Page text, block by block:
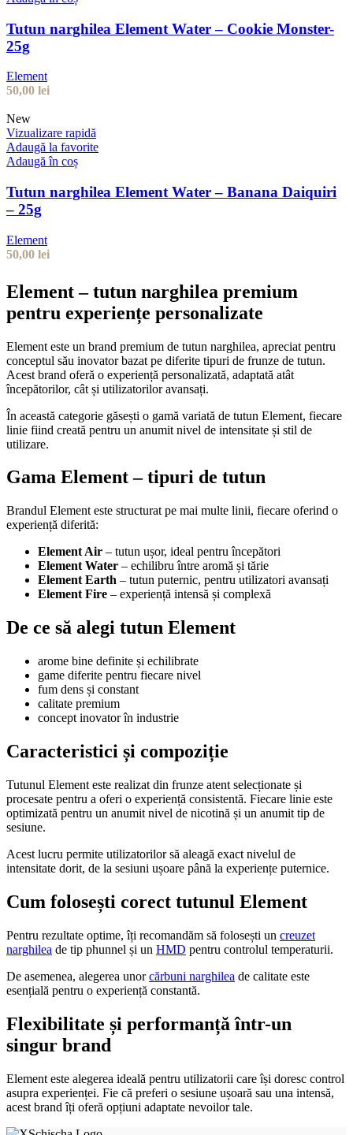
Tutun narghilea Element Water – Cookie Monster-
25g
Element
50,00 lei
New
Vizualizare rapidă
Adaugă la favorite
Adaugă în coș
Tutun narghilea Element Water – Banana Daiquiri
– 25g
Element
50,00 lei
Element – tutun narghilea premium
pentru experiențe personalizate
Element este un brand premium de tutun narghilea, apreciat pentru
conceptul său inovator bazat pe diferite tipuri de frunze de tutun.
Acest brand oferă o experiență personalizată, adaptată atât
începătorilor, cât și utilizatorilor avansați.
În această categorie găsești o gamă variată de tutun Element, fiecare
linie fiind creată pentru un anumit nivel de intensitate și stil de
utilizare.
Gama Element – tipuri de tutun
Brandul Element este structurat pe mai multe linii, fiecare oferind o
experiență diferită:
Element Air – tutun ușor, ideal pentru începători
Element Water – echilibru între aromă și tărie
Element Earth – tutun puternic, pentru utilizatori avansați
Element Fire – experiență intensă și complexă
De ce să alegi tutun Element
arome bine definite și echilibrate
game diferite pentru fiecare nivel
fum dens și constant
calitate premium
concept inovator în industrie
Caracteristici și compoziție
Tutunul Element este realizat din frunze atent selecționate și
procesate pentru a oferi o experiență consistentă. Fiecare linie este
optimizată pentru un anumit nivel de nicotină și un anumit tip de
sesiune.
Acest lucru permite utilizatorilor să aleagă exact nivelul de
intensitate dorit, de la sesiuni ușoare până la experiențe puternice.
Cum folosești corect tutunul Element
Pentru rezultate optime, îți recomandăm să folosești un creuzet
narghilea de tip phunnel și un HMD pentru controlul temperaturii.
De asemenea, alegerea unorcărbuni narghilea de calitate este
esențială pentru o experiență constantă.
Flexibilitate și performanță într-un
singur brand
Element este alegerea ideală pentru utilizatorii care își doresc control
asupra experienței. Fie că preferi o sesiune ușoară sau una intensă,
acest brand îți oferă opțiuni adaptate nevoilor tale.